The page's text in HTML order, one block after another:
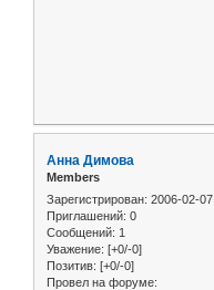
Анна Димова
Members
Зарегистрирован: 2006-02-07
Приглашений: 0
Сообщений: 1
Уважение: [+0/-0]
Позитив: [+0/-0]
Провел на форуме: